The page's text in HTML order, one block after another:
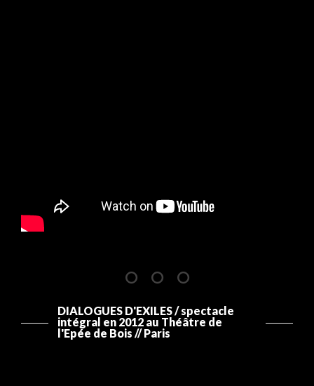
DIALOGUES D'EXILES / spectacle
intégral en 2012 au Théâtre de
l'Epée de Bois // Paris